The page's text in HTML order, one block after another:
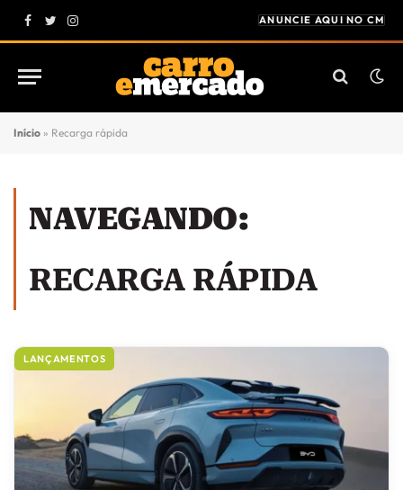
Facebook
Twitter
Instagram
ANUNCIE AQUI NO CM
Início » Recarga rápida
NAVEGANDO:
RECARGA RÁPIDA
LANÇAMENTOS